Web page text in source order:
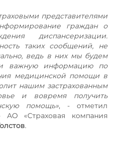
представителями
граждан о
диспансеризации.
таких сообщений, не
ведь в них мы будем
и важную информацию по
медицинской помощи в
нашим застрахованным
и вовремя получить
помощь», - отметил
АО «Страховая компания
.